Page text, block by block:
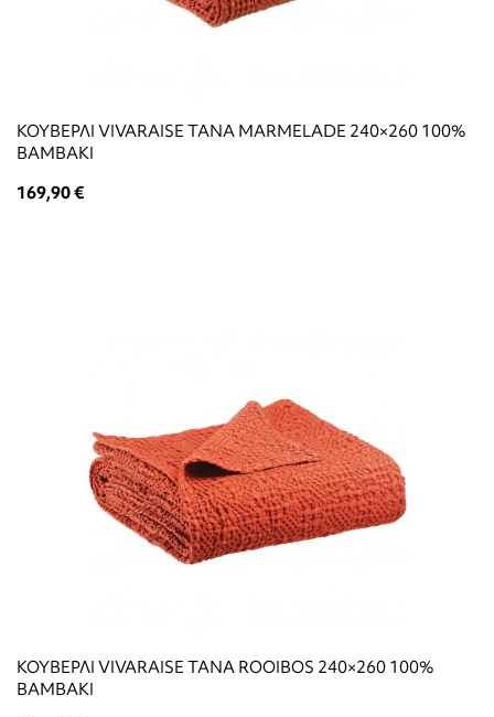
ΚΟΥΒΕΡΛΙ VIVARAISE TANA MARMELADE 240×260 100%
ΒΑΜΒΑΚΙ
169,90 €
ΚΟΥΒΕΡΛΙ VIVARAISE TANA ROOIBOS 240×260 100%
ΒΑΜΒΑΚΙ